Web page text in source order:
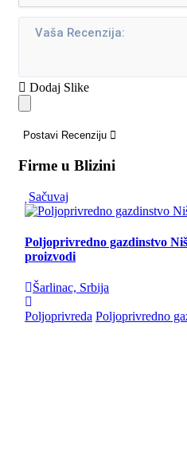
Dodaj Slike
Postavi Recenziju
Firme u Blizini
Sačuvaj
Poljoprivredno gazdinstvo
proizvodi
Šarlinac, Srbija
Poljoprivreda Poljoprivredno